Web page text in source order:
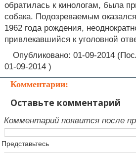
обратилась к кинологам, была
собака. Подозреваемым
1962 года рождения,
привлекавшийся к уголовной
Опубликовано: 01-09-2014
01-09-2014 )
Комментарии:
Оставьте комментарий
Комментарий появится после
Представьтесь